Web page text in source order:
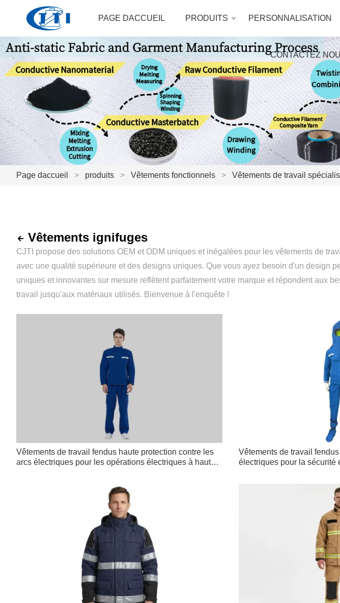
PAGE DACCUEIL PRODUITS PERSONNALISATION
CONTACTEZ
Page daccueil > produits > Vêtements fonctionnels > Vêtements de travail
Vêtements ignifuges
CJTI propose des solutions OEM et ODM uniques et inégalées pour les vêtements de
avec une qualité supérieure et des designs uniques. Que vous ayez besoin d'un design
uniques et innovantes sur mesure reflètent parfaitement votre marque et répondent aux
travail jusqu'aux matériaux utilisés. Bienvenue à l'enquête !
Vêtements de travail fendus haute protection contre les
arcs électriques pour les opérations électriques à haut
Vêtements de travail
électriques pour la sécurité